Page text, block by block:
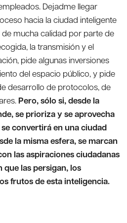
Dejadme llegar
hacia la ciudad inteligente
mucha calidad por parte de
la transmisión y el
pide algunas inversiones
del espacio público, y pide
desarrollo de protocolos, de
Pero, sólo si, desde la
se prioriza y se aprovecha
convertirá en una ciudad
la misma esfera, se marcan
las aspiraciones ciudadanas
las persigan, los
frutos de esta inteligencia.